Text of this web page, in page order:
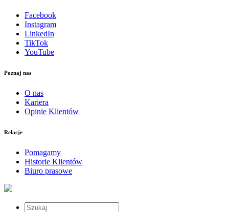
Facebook
Instagram
LinkedIn
TikTok
YouTube
Poznaj nas
O nas
Kariera
Opinie Klientów
Relacje
Pomagamy
Historie Klientów
Biuro prasowe